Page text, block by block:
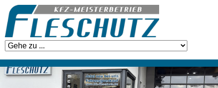
KfZ-Fleschutz